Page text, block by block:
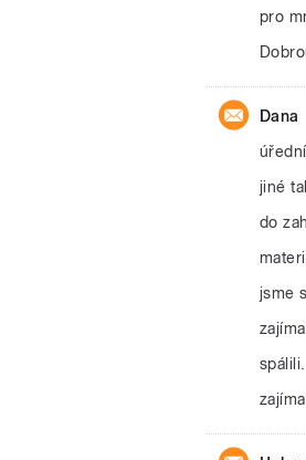
pro
Dana
jiné
do
jsme